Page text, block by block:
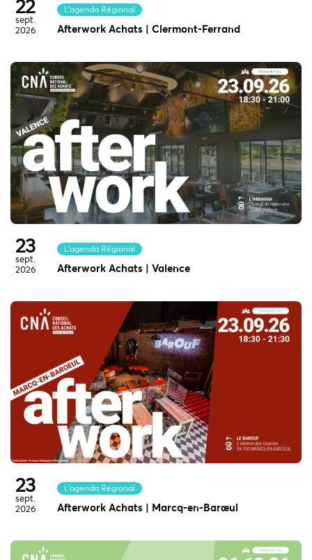
22
sept.
2026
L'agenda Régional
Afterwork Achats | Clermont-Ferrand
23
sept.
2026
L'agenda Régional
Afterwork Achats | Valence
23
sept.
2026
L'agenda Régional
Afterwork Achats | Marcq-en-Barœul